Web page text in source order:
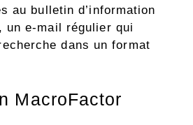
au bulletin d’information
un e-mail régulier qui
dans un format
MacroFactor